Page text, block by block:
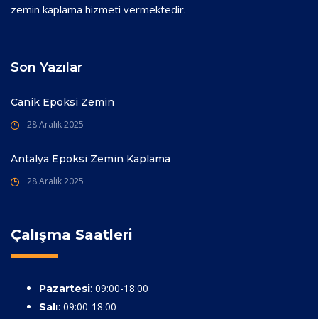
zemin kaplama hizmeti vermektedir.
Son Yazılar
Canik Epoksi Zemin
28 Aralık 2025
Antalya Epoksi Zemin Kaplama
28 Aralık 2025
Çalışma Saatleri
Pazartesi: 09:00-18:00
Salı: 09:00-18:00